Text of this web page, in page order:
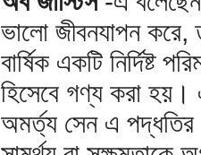
ভালো জীবনযাপন করে,
বার্ষিক একটি নির্দিষ্ট
হিসেবে গণ্য করা হয়।
অমর্ত্য সেন এ পদ্ধতির